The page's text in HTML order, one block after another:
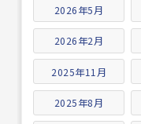
2026年5月
2026年2月
2025年11月
2025年8月